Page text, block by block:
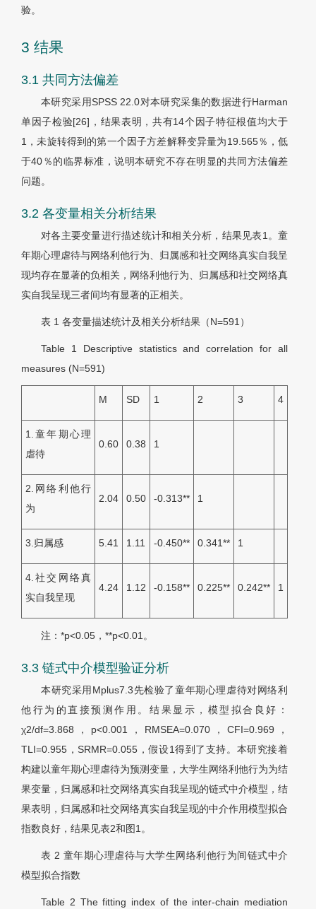
验。
3 结果
3.1 共同方法偏差
本研究采用SPSS 22.0对本研究采集的数据进行Harman
单因子检验[26]，结果表明，共有14个因子特征根值均大于
1，未旋转得到的第一个因子方差解释变异量为19.565％，低
于40％的临界标准，说明本研究不存在明显的共同方法偏差
问题。
3.2 各变量相关分析结果
对各主要变量进行描述统计和相关分析，结果见表1。童
年期心理虐待与网络利他行为、归属感和社交网络真实自我呈
现均存在显著的负相关，网络利他行为、归属感和社交网络真
实自我呈现三者间均有显著的正相关。
表 1 各变量描述统计及相关分析结果（N=591）
Table 1 Descriptive statistics and correlation for all
measures (N=591)
M SD 1 2 3 4
1.童年期心理
虐待
0.60 0.38 1
2.网络利他行
为
2.04 0.50 -0.313** 1
3.归属感 5.41 1.11 -0.450** 0.341** 1
4.社交网络真
实自我呈现
4.24 1.12 -0.158** 0.225** 0.242** 1
注：*p<0.05，**p<0.01。
3.3 链式中介模型验证分析
本研究采用Mplus7.3先检验了童年期心理虐待对网络利
他行为的直接预测作用。结果显示，模型拟合良好：
χ2/df=3.868，p<0.001，RMSEA=0.070，CFI=0.969，
TLI=0.955，SRMR=0.055，假设1得到了支持。本研究接着
构建以童年期心理虐待为预测变量，大学生网络利他行为为结
果变量，归属感和社交网络真实自我呈现的链式中介模型，结
果表明，归属感和社交网络真实自我呈现的中介作用模型拟合
指数良好，结果见表2和图1。
表 2 童年期心理虐待与大学生网络利他行为间链式中介
模型拟合指数
Table 2 The fitting index of the inter-chain mediation